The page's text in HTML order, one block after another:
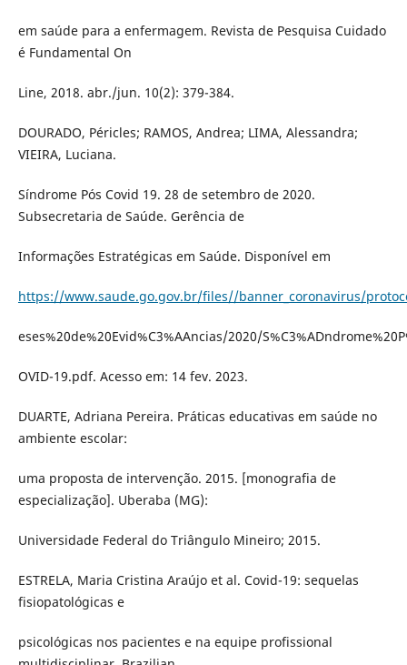
em saúde para a enfermagem. Revista de Pesquisa Cuidado
é Fundamental On
Line, 2018. abr./jun. 10(2): 379-384.
DOURADO, Péricles; RAMOS, Andrea; LIMA, Alessandra;
VIEIRA, Luciana.
Síndrome Pós Covid 19. 28 de setembro de 2020.
Subsecretaria de Saúde. Gerência de
Informações Estratégicas em Saúde. Disponível em
https://www.saude.go.gov.br/files//banner_coronavirus/
eses%20de%20Evid%C3%AAncias/2020/
OVID-19.pdf. Acesso em: 14 fev. 2023.
DUARTE, Adriana Pereira. Práticas educativas em saúde no
ambiente escolar:
uma proposta de intervenção. 2015. [monografia de
especialização]. Uberaba (MG):
Universidade Federal do Triângulo Mineiro; 2015.
ESTRELA, Maria Cristina Araújo et al. Covid-19: sequelas
fisiopatológicas e
psicológicas nos pacientes e na equipe profissional